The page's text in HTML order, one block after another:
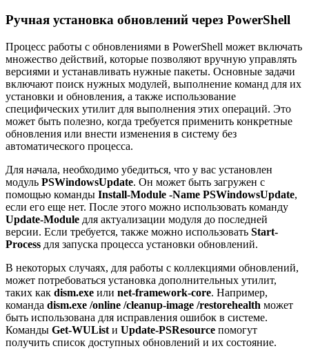
Ручная установка обновлений через PowerShell
Процесс работы с обновлениями в PowerShell может включать
множество действий, которые позволяют вручную управлять
версиями и устанавливать нужные пакеты. Основные задачи
включают поиск нужных модулей, выполнение команд для их
установки и обновления, а также использование
специфических утилит для выполнения этих операций. Это
может быть полезно, когда требуется применить конкретные
обновления или внести изменения в систему без
автоматического процесса.
Для начала, необходимо убедиться, что у вас установлен
модуль PSWindowsUpdate. Он может быть загружен с
помощью команды Install-Module -Name PSWindowsUpdate,
если его еще нет. После этого можно использовать команду
Update-Module для актуализации модуля до последней
версии. Если требуется, также можно использовать Start-
Process для запуска процесса установки обновлений.
В некоторых случаях, для работы с коллекциями обновлений,
может потребоваться установка дополнительных утилит,
таких как dism.exe или net-framework-core. Например,
команда dism.exe /online /cleanup-image /restorehealth может
быть использована для исправления ошибок в системе.
Команды Get-WUList и Update-PSResource помогут
получить список доступных обновлений и их состояние.